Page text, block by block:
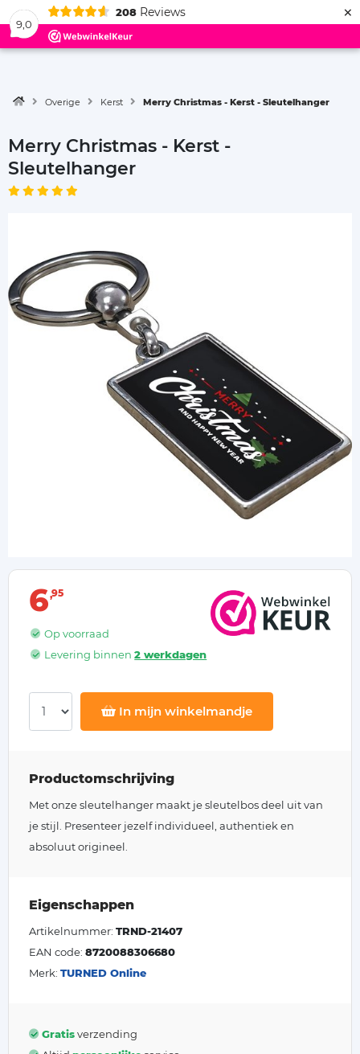
9,0
208 Reviews ×
Menu
Overige Kerst Merry Christmas - Kerst - Sleutelhanger
Merry Christmas - Kerst -
Sleutelhanger
6 95
Op voorraad
Levering binnen2 werkdagen
In mijn winkelmandje
Productomschrijving
Met onze sleutelhanger maakt je sleutelbos deel uit van
je stijl. Presenteer jezelf individueel, authentiek en
absoluut origineel.
Eigenschappen
Artikelnummer: TRND-21407
EAN code: 8720088306680
Merk: TURNED Online
Gratisverzending